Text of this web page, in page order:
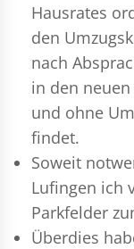
Hausrates
den
nach
in den
und ohne
findet.
Soweit
Lufingen ich
Parkfelder
Überdies